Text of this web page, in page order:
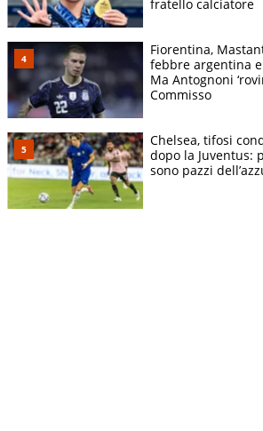
fratello calciatore
Fiorentina,
febbre argentina
Ma Antognoni
Commisso
Chelsea, tifosi
dopo la Juventus:
sono pazzi